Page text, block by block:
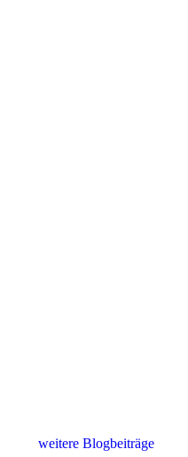
weitere Blogbeiträge